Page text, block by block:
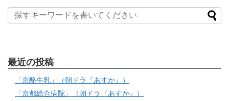
最近の投稿
「京酪牛乳」（朝ドラ『あすか』）
「京都総合病院」（朝ドラ『あすか』）